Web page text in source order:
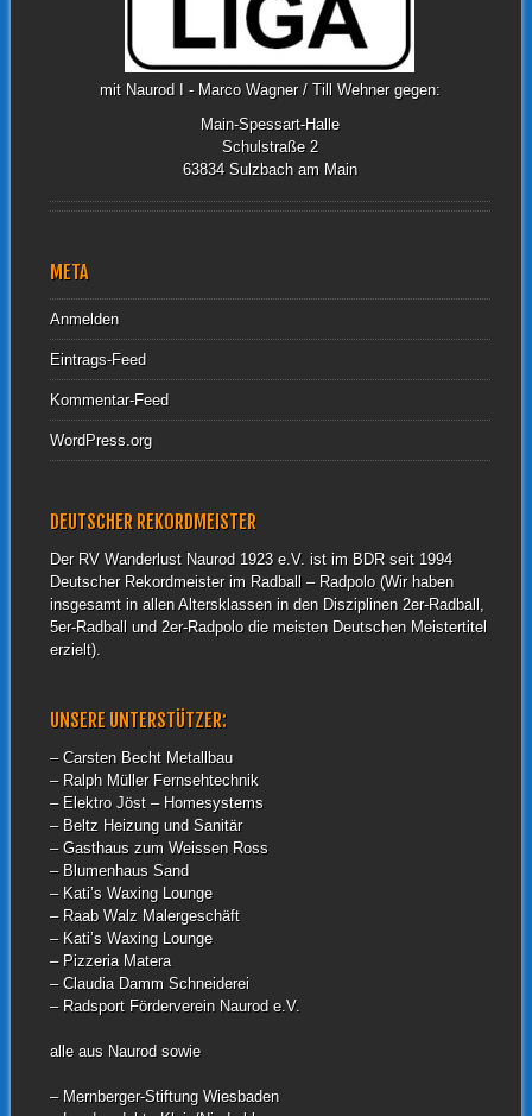
mit Naurod I - Marco Wagner / Till Wehner gegen:
Main-Spessart-Halle
Schulstraße 2
63834 Sulzbach am Main
META
Anmelden
Eintrags-Feed
Kommentar-Feed
WordPress.org
DEUTSCHER REKORDMEISTER
Der RV Wanderlust Naurod 1923 e.V. ist im BDR seit 1994
Deutscher Rekordmeister im Radball – Radpolo (Wir haben
insgesamt in allen Altersklassen in den Disziplinen 2er-Radball,
5er-Radball und 2er-Radpolo die meisten Deutschen Meistertitel
erzielt).
UNSERE UNTERSTÜTZER:
– Carsten Becht Metallbau
– Ralph Müller Fernsehtechnik
– Elektro Jöst – Homesystems
– Beltz Heizung und Sanitär
– Gasthaus zum Weissen Ross
– Blumenhaus Sand
– Kati’s Waxing Lounge
– Raab Walz Malergeschäft
– Kati’s Waxing Lounge
– Pizzeria Matera
– Claudia Damm Schneiderei
– Radsport Förderverein Naurod e.V.
alle aus Naurod sowie
– Mernberger-Stiftung Wiesbaden